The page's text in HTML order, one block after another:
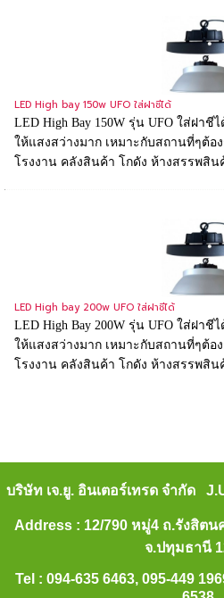
LED High bay 150w UFO ใส่ฝาชีได้
LED High Bay 150W รุ่น UFO ใส่ฝาชี
ให้แสงสว่างมาก เหมาะกับสถานที่ๆต้อ
โรงงาน คลังสินค้า โกดัง ห้างสรรพสิ
LED High bay 200w UFO ใส่ฝาชีได้
LED High Bay 200W รุ่น UFO ใส่ฝาชี
ให้แสงสว่างมาก เหมาะกับสถานที่ๆต้อ
โรงงาน คลังสินค้า โกดัง ห้างสรรพสิ
บริษัท เจ.ยู. อินเตอร์เทรด จำกัด
Address : 12/790 หมู่4 ถ.รังสิต
จ.ปทุมธานี
Tel : 094-635 6463, 095-449